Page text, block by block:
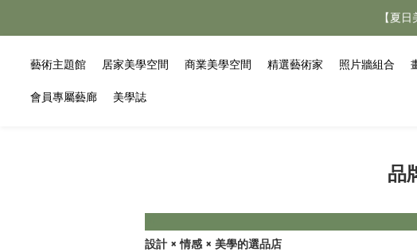
【夏
【夏
【夏
藝術主題館 居家美學空間 商業美學空間 精選藝術家 照片牆組合
會員專屬藝廊 美學誌
品
設計 × 情感 × 美學的選品店